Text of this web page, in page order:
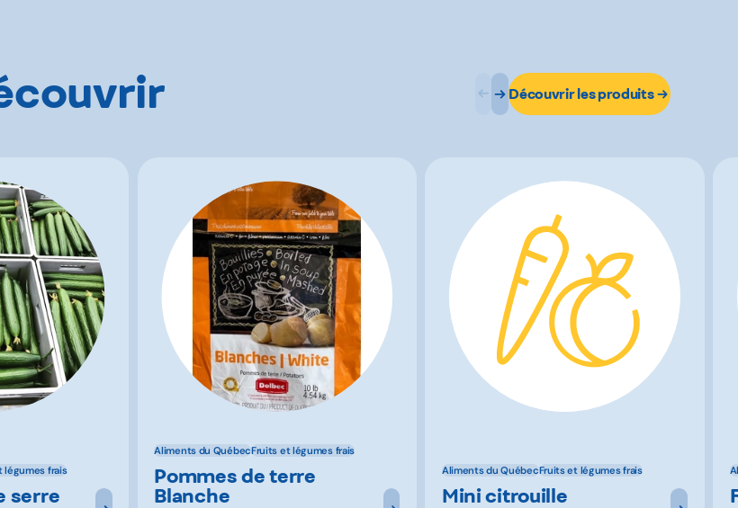
Découvrir les produits
légumes frais
serre
Aliments du QuébecFruits et légumes frais
Pommes de terre
Blanche
Aliments du QuébecFruits et légumes frais
Mini citrouille